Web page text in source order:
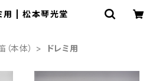
用 | 松本琴光堂
（本体） ドレミ用